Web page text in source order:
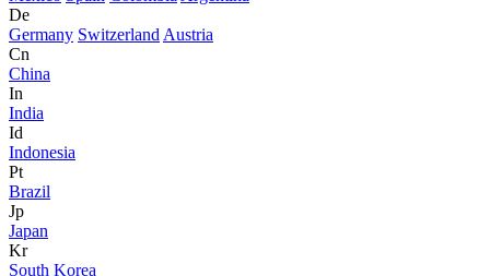
De
Germany Switzerland Austria
Cn
China
In
India
Id
Indonesia
Pt
Brazil
Jp
Japan
Kr
South Korea